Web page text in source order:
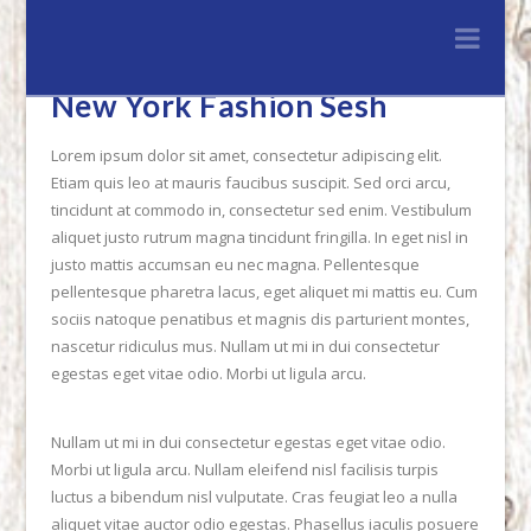
Hout
&
New York Fashion Sesh
Lorem ipsum dolor sit amet, consectetur adipiscing elit.
Etiam quis leo at mauris faucibus suscipit. Sed orci arcu,
tincidunt at commodo in, consectetur sed enim. Vestibulum
aliquet justo rutrum magna tincidunt fringilla. In eget nisl in
justo mattis accumsan eu nec magna. Pellentesque
pellentesque pharetra lacus, eget aliquet mi mattis eu. Cum
sociis natoque penatibus et magnis dis parturient montes,
nascetur ridiculus mus. Nullam ut mi in dui consectetur
egestas eget vitae odio. Morbi ut ligula arcu.
Nullam ut mi in dui consectetur egestas eget vitae odio.
Morbi ut ligula arcu. Nullam eleifend nisl facilisis turpis
luctus a bibendum nisl vulputate. Cras feugiat leo a nulla
aliquet vitae auctor odio egestas. Phasellus iaculis posuere